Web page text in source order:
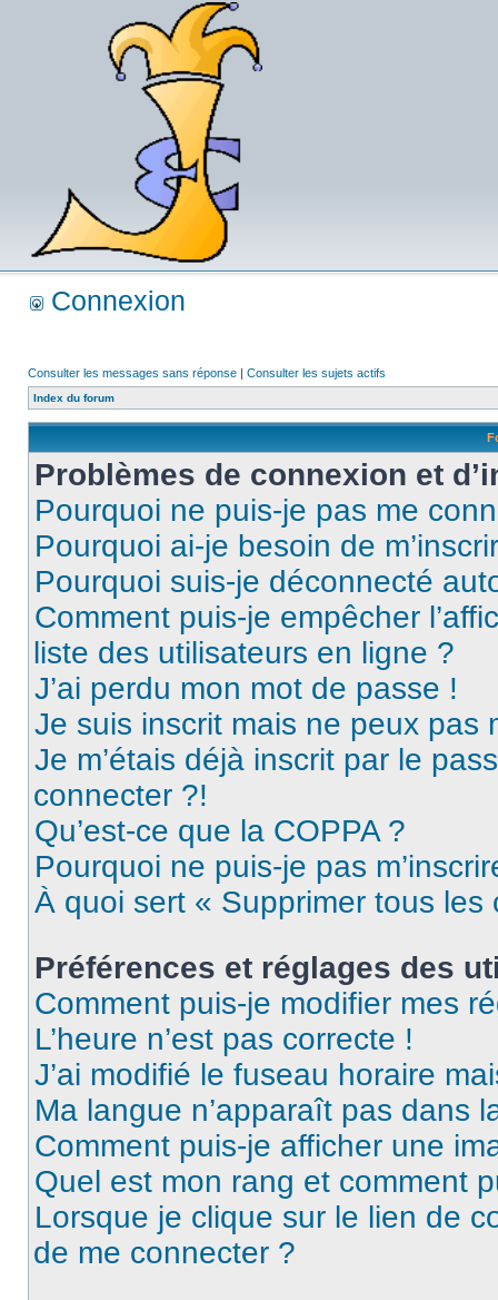
Connexion
Consulter les messages sans réponse | Consulter les sujets actifs
Index du forum
Problèmes de connexion et
Pourquoi ne puis-je pas me
Pourquoi ai-je besoin de
Pourquoi suis-je déconnecté
Comment puis-je empêcher
liste des utilisateurs en ligne ?
J’ai perdu mon mot de passe !
Je suis inscrit mais ne peux pas
Je m’étais déjà inscrit par le
connecter ?!
Qu’est-ce que la COPPA ?
Pourquoi ne puis-je pas
À quoi sert « Supprimer tous les
Préférences et réglages des
Comment puis-je modifier mes
L’heure n’est pas correcte !
J’ai modifié le fuseau horaire
Ma langue n’apparaît pas dans
Comment puis-je afficher une
Quel est mon rang et comment
Lorsque je clique sur le lien de
de me connecter ?